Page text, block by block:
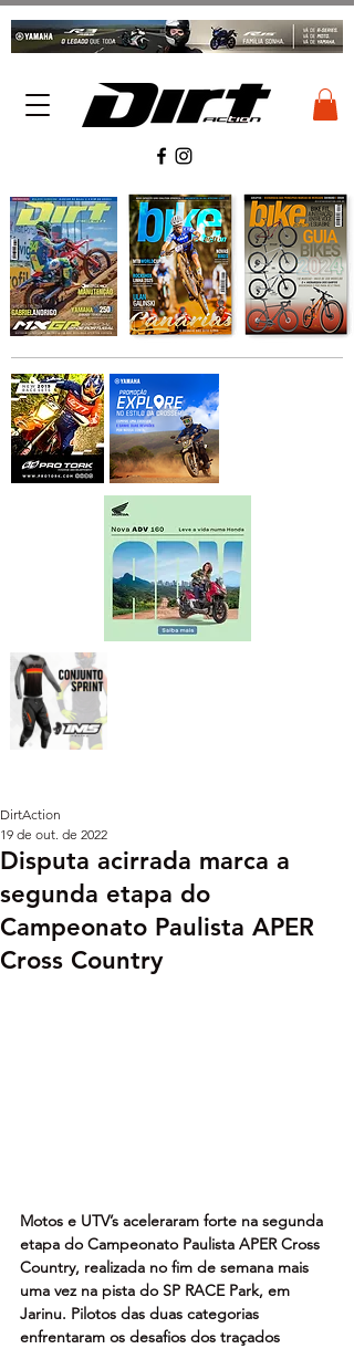
Disputa acirrada marca a
segunda etapa do
Campeonato Paulista APER
Cross Country
DirtAction
19 de out. de 2022
Motos e UTV’s aceleraram forte na segunda
etapa do Campeonato Paulista APER Cross
Country, realizada no fim de semana mais
uma vez na pista do SP RACE Park, em
Jarinu. Pilotos das duas categorias
enfrentaram os desafios dos traçados